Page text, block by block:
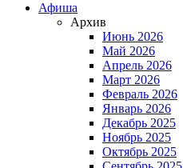
Афиша
Архив
Июнь 2026
Май 2026
Апрель 2026
Март 2026
Февраль 2026
Январь 2026
Декабрь 2025
Ноябрь 2025
Октябрь 2025